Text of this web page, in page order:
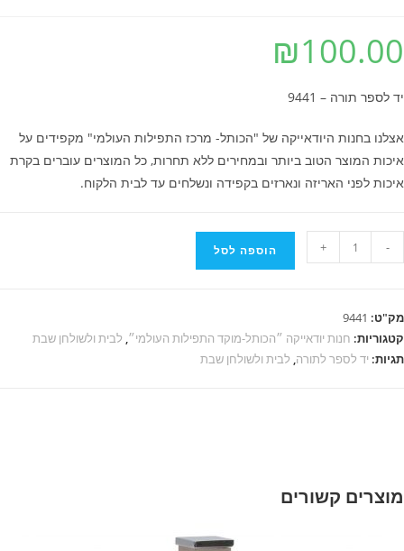
₪
לספר תורה – 9441
בחנות היודאייקה של "הכותל- מרכז התפילות העולמי" מקפידים על
המוצר הטוב ביותר ובמחירים ללא תחרות, כל המוצרים עוברים בקרת
לפני האריזה ונארזים בקפידה ונשלחים עד לבית הלקוח.
הוספה לסל
9441
חנות יודאייקה ״הכותל-מוקד התפילות העולמי״,לבית ולשולחן שבת
יד לספר לתורה,לבית ולשולחן שבת
קשורים